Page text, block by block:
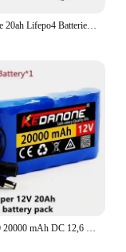
12V Batterie 20ah Lifepo4 Batterie Lithium Eisen Phosphat 12V Lifepo4 wiederauf ladbare Batterie für Kinder Roller Boot Motor steuerfrei
12 V 18650 20000 mAh DC 12,6 V 20 Ah Li-Ion-Akku mit EU-Stecker 12,6 V Ladegerät und 1 A DC-Bus-Header-Kabel